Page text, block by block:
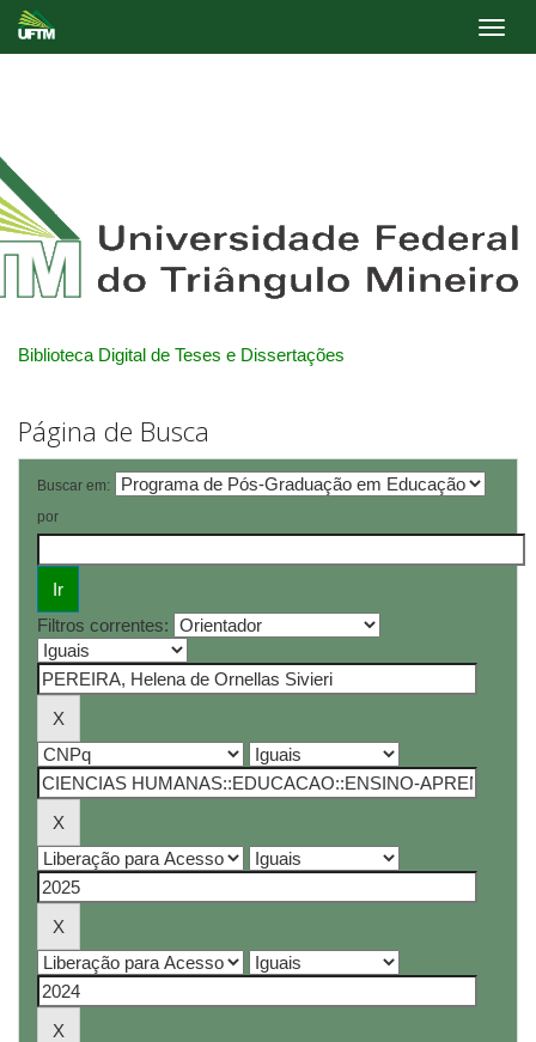
Biblioteca Digital de Teses e Dissertações
Página de Busca
Buscar em:
por
Filtros correntes: